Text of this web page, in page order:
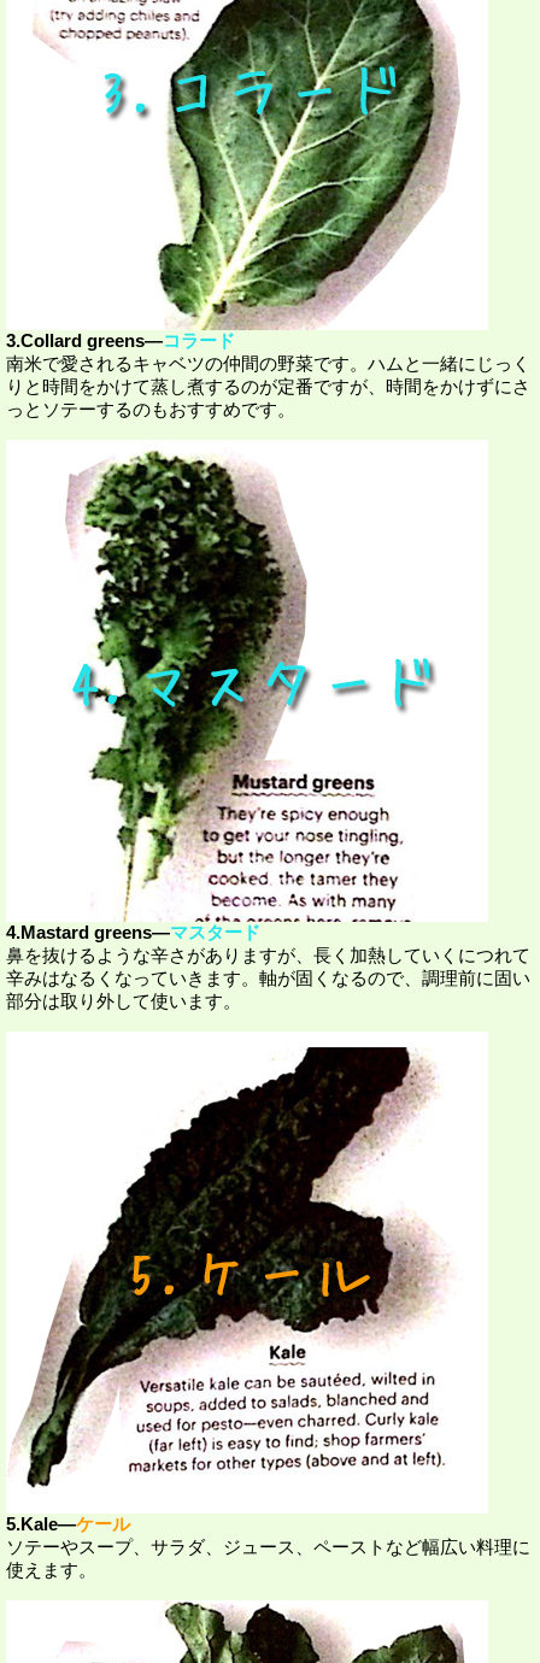
3.Collard greens―コラード
南米で愛されるキャベツの仲間の野菜です。ハムと一緒にじっく
りと時間をかけて蒸し煮するのが定番ですが、時間をかけずにさ
っとソテーするのもおすすめです。
4.Mastard greens―マスタード
鼻を抜けるような辛さがありますが、長く加熱していくにつれて
辛みはなるくなっていきます。軸が固くなるので、調理前に固い
部分は取り外して使います。
5.Kale―ケール
ソテーやスープ、サラダ、ジュース、ペーストなど幅広い料理に
使えます。